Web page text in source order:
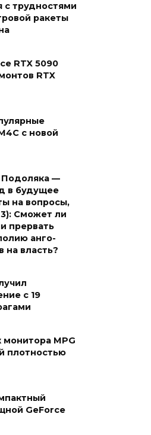
с трудностями
ракеты
RTX 5090
RTX
с новой
—
в будущее
на вопросы,
3): Сможет ли
прервать
анго-
на власть?
с 19
монитора MPG
плотностью
GeForce